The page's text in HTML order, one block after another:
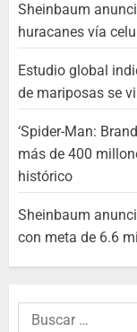
Sheinbaum
huracanes vía
Estudio global
de mariposas se
‘Spider-Man:
más de 400
histórico
Sheinbaum
con meta de 6.6